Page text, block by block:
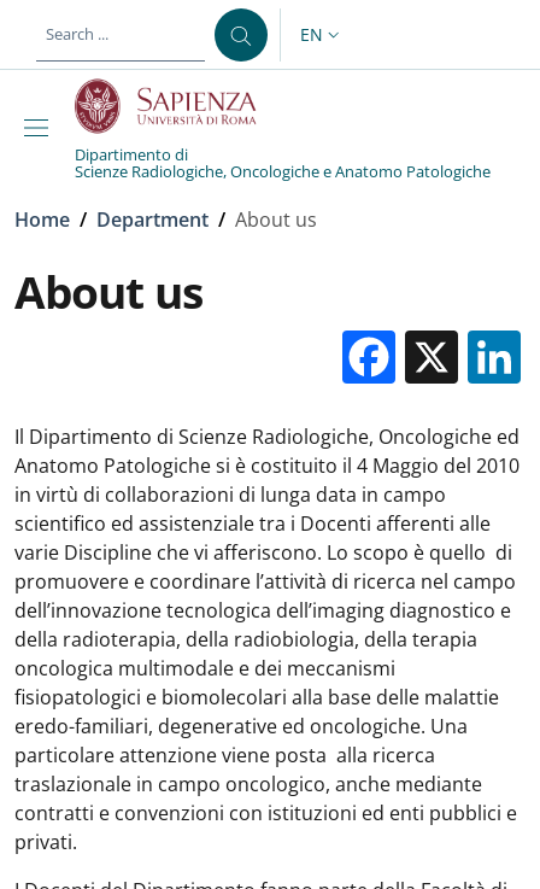
LANGUAGE SWITCHER:
EN
Dipartimento di
Scienze Radiologiche, Oncologiche e Anatomo Patologiche
Breadcrumb
Home / Department / About us
About us
X
Il Dipartimento di Scienze Radiologiche, Oncologiche ed
Anatomo Patologiche si è costituito il 4 Maggio del 2010
in virtù di collaborazioni di lunga data in campo
scientifico ed assistenziale tra i Docenti afferenti alle
varie Discipline che vi afferiscono. Lo scopo è quello di
promuovere e coordinare l’attività di ricerca nel campo
dell’innovazione tecnologica dell’imaging diagnostico e
della radioterapia, della radiobiologia, della terapia
oncologica multimodale e dei meccanismi
fisiopatologici e biomolecolari alla base delle malattie
eredo-familiari, degenerative ed oncologiche. Una
particolare attenzione viene posta alla ricerca
traslazionale in campo oncologico, anche mediante
contratti e convenzioni con istituzioni ed enti pubblici e
privati.